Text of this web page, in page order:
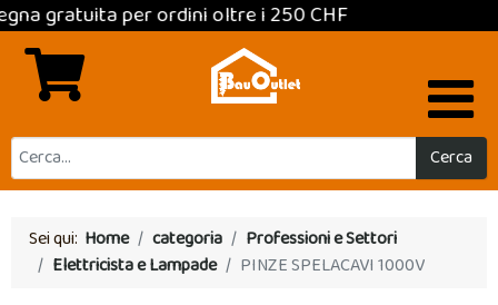
per ordini oltre i 250 CHF
Cerca
Sei qui: Home categoria
Professioni e Settori
Elettricista e Lampade
PINZE SPELACAVI 1000V